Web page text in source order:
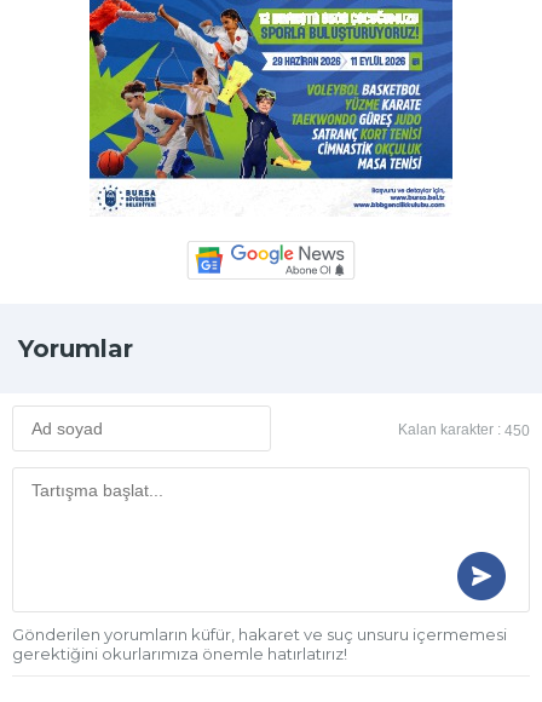
Yorumlar
Kalan karakter : 450
Gönderilen yorumların küfür, hakaret ve suç unsuru içermemesi
gerektiğini okurlarımıza önemle hatırlatırız!